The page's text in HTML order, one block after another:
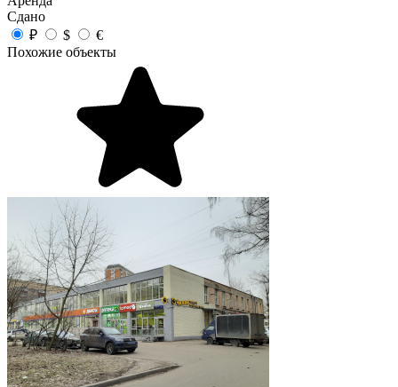
Сдано
₽
$
€
Похожие объекты